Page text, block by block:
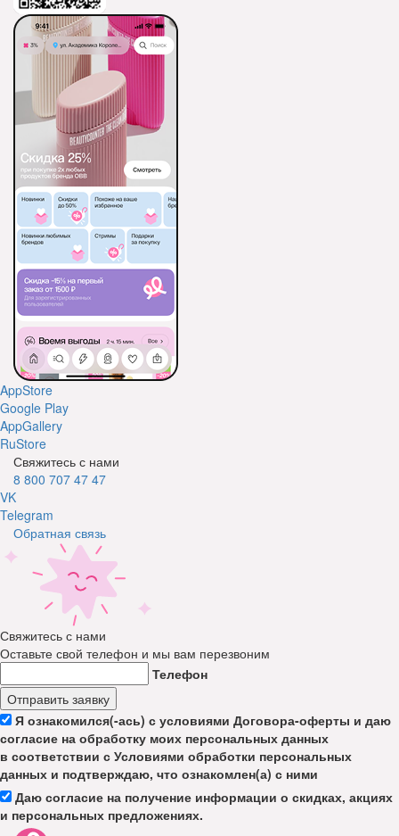
AppStore
Google Play
AppGallery
RuStore
Свяжитесь с нами
8 800 707 47 47
VK
Telegram
Обратная связь
Свяжитесь с нами
Оставьте свой телефон и мы вам перезвоним
Телефон
Отправить заявку
Я ознакомился(-ась) с условиями Договора-оферты и даю
согласие на обработку моих персональных данных
в соответствии с Условиями обработки персональных
данных и подтверждаю, что ознакомлен(а) с ними
Даю согласие на получение информации о скидках, акциях
и персональных предложениях.